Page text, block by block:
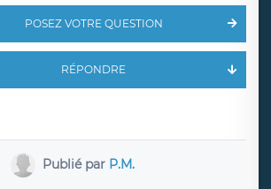
POSEZ VOTRE QUESTION
RÉPONDRE
Publié par P.M.